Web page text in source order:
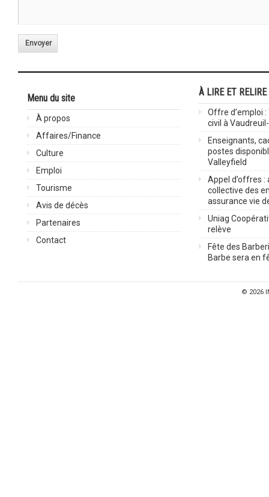
Envoyer
Menu du site
À propos
Affaires/Finance
Culture
Emploi
Tourisme
Avis de décès
Partenaires
Contact
À LIRE ET RELIRE
Offre d’emploi
civil à
Enseignants,
postes
Valleyfield
Appel d’offres :
collective des
assurance vie
Uniag
relève
Fête des
Barbe sera en
© 2026